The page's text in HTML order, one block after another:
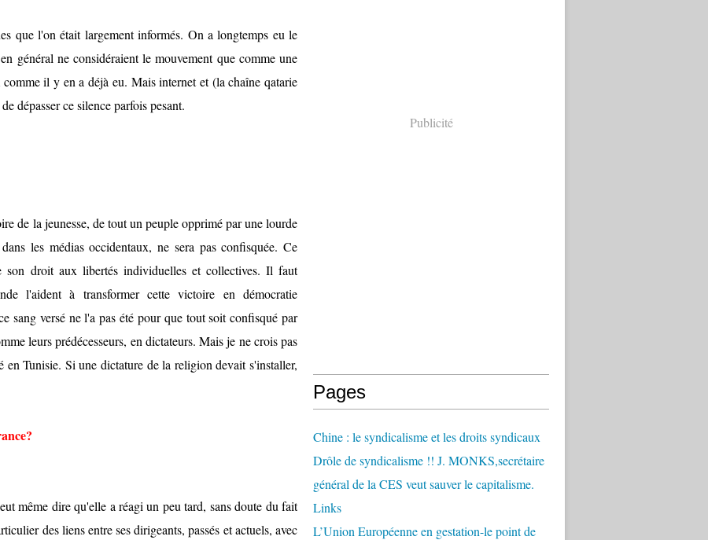
que l'on était largement informés. On a longtemps eu le
général ne considéraient le mouvement que comme une
il y en a déjà eu. Mais internet et (la chaîne qatarie
dépasser ce silence parfois pesant.
de la jeunesse, de tout un peuple opprimé par une lourde
les médias occidentaux, ne sera pas confisquée. Ce
son droit aux libertés individuelles et collectives. Il faut
l'aident à transformer cette victoire en démocratie
sang versé ne l'a pas été pour que tout soit confisqué par
leurs prédécesseurs, en dictateurs. Mais je ne crois pas
Tunisie. Si une dictature de la religion devait s'installer,
même dire qu'elle a réagi un peu tard, sans doute du fait
des liens entre ses dirigeants, passés et actuels, avec
Publicité
Pages
Chine : le syndicalisme et les droits syndicaux
Drôle de syndicalisme !! J. MONKS,secrétaire
général de la CES veut sauver le capitalisme.
Links
L’Union Européenne en gestation-le point de